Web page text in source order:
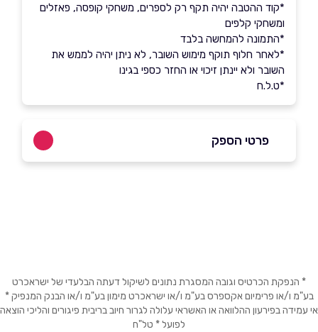
*קוד ההטבה יהיה תקף רק לספרים, משחקי קופסה, פאזלים
ומשחקי קלפים
*התמונה להמחשה בלבד
*לאחר חלוף תוקף מימוש השובר, לא ניתן יהיה לממש את
השובר ולא יינתן זיכוי או החזר כספי בגינו
*ט.ל.ח
פרטי הספק
טלפון*
* הנפקת הכרטיס וגובה המסגרת נתונים לשיקול דעתה הבלעדי של ישראכרט
בע"מ ו/או פרימיום אקספרס בע"מ ו/או ישראכרט מימון בע"מ ו/או הבנק המנפיק *
אי עמידה בפירעון ההלוואה או האשראי עלולה לגרור חיוב בריבית פיגורים והליכי הוצאה
לפועל * טל"ח